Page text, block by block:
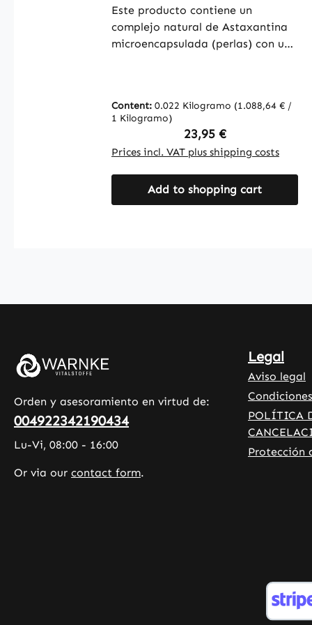
vegano | Warnke Vitalstoffe
Este producto contiene un
complejo natural de Astaxantina
microencapsulada (perlas) con un
facilitar su ingesta. Con 60
cápsulas por envase, este
producto ofrece una forma
práctica de integrar la
Astaxantina en la dieta diaria.
Warnke Vitalstoffe - Calidad
Haematococcus pluvialis solo debe
consumirse durante el embarazo y
la lactancia tras consultar con un
médico. Los productos que
contienen astaxantina no deben
ser consumidos por bebés, niños ni
Tenga en cuenta: Como
consultar literatura especializada
o sitios web especializados antes
Content: 0.022 Kilogramo (1.088,64 € /
1 Kilogramo)
Regular price:
23,95 €
Prices incl. VAT plus shipping costs
Add to shopping cart
Orden y asesoramiento en virtud de:
004922342190434
Lu-Vi, 08:00 - 16:00
Or via our contact form.
Legal
Aviso legal
POLÍTICA
Protección